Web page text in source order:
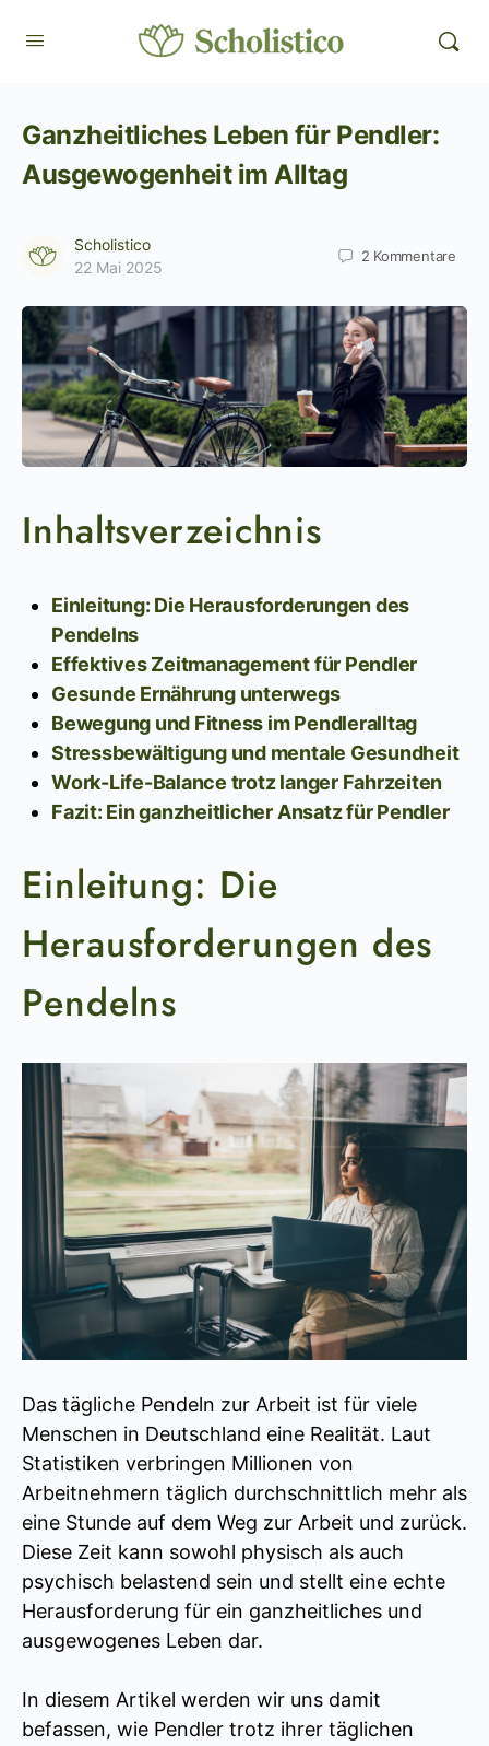
Ganzheitliches Leben für Pendler:
Ausgewogenheit im Alltag
Scholistico
22 Mai 2025
2 Kommentare
Inhaltsverzeichnis
Einleitung: Die Herausforderungen des
Pendelns
Effektives Zeitmanagement für Pendler
Gesunde Ernährung unterwegs
Bewegung und Fitness im Pendleralltag
Stressbewältigung und mentale Gesundheit
Work-Life-Balance trotz langer Fahrzeiten
Fazit: Ein ganzheitlicher Ansatz für Pendler
Einleitung: Die
Herausforderungen des
Pendelns
Das tägliche Pendeln zur Arbeit ist für viele
Menschen in Deutschland eine Realität. Laut
Statistiken verbringen Millionen von
Arbeitnehmern täglich durchschnittlich mehr als
eine Stunde auf dem Weg zur Arbeit und zurück.
Diese Zeit kann sowohl physisch als auch
psychisch belastend sein und stellt eine echte
Herausforderung für ein ganzheitliches und
ausgewogenes Leben dar.
In diesem Artikel werden wir uns damit
befassen, wie Pendler trotz ihrer täglichen